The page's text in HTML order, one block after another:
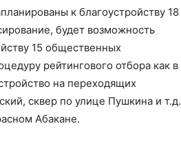
к благоустройству 18
будет возможность
15 общественных
рейтингового отбора как в
на переходящих
сквер по улице Пушкина и т.д.
Абакане.